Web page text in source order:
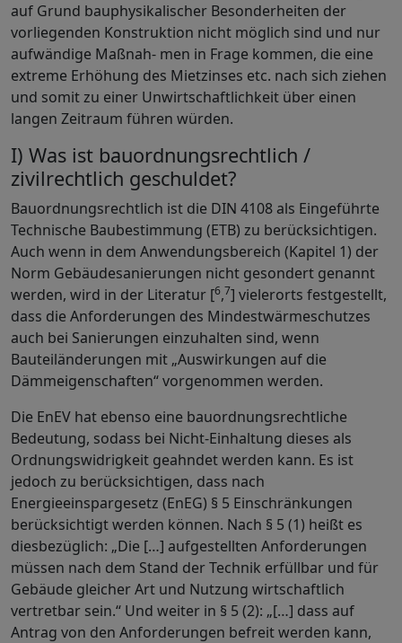
auf Grund bauphysikalischer Besonderheiten der
vorliegenden Konstruktion nicht möglich sind und nur
aufwändige Maßnah- men in Frage kommen, die eine
extreme Erhöhung des Mietzinses etc. nach sich ziehen
und somit zu einer Unwirtschaftlichkeit über einen
langen Zeitraum führen würden.
I) Was ist bauordnungsrechtlich /
zivilrechtlich geschuldet?
Bauordnungsrechtlich ist die DIN 4108 als Eingeführte
Technische Baubestimmung (ETB) zu berücksichtigen.
Auch wenn in dem Anwendungsbereich (Kapitel 1) der
Norm Gebäudesanierungen nicht gesondert genannt
werden, wird in der Literatur [6,7] vielerorts festgestellt,
dass die Anforderungen des Mindestwärmeschutzes
auch bei Sanierungen einzuhalten sind, wenn
Bauteiländerungen mit „Auswirkungen auf die
Dämmeigenschaften“ vorgenommen werden.
Die EnEV hat ebenso eine bauordnungsrechtliche
Bedeutung, sodass bei Nicht-Einhaltung dieses als
Ordnungswidrigkeit geahndet werden kann. Es ist
jedoch zu berücksichtigen, dass nach
Energieeinspargesetz (EnEG) § 5 Einschränkungen
berücksichtigt werden können. Nach § 5 (1) heißt es
diesbezüglich: „Die […] aufgestellten Anforderungen
müssen nach dem Stand der Technik erfüllbar und für
Gebäude gleicher Art und Nutzung wirtschaftlich
vertretbar sein.“ Und weiter in § 5 (2): „[…] dass auf
Antrag von den Anforderungen befreit werden kann,